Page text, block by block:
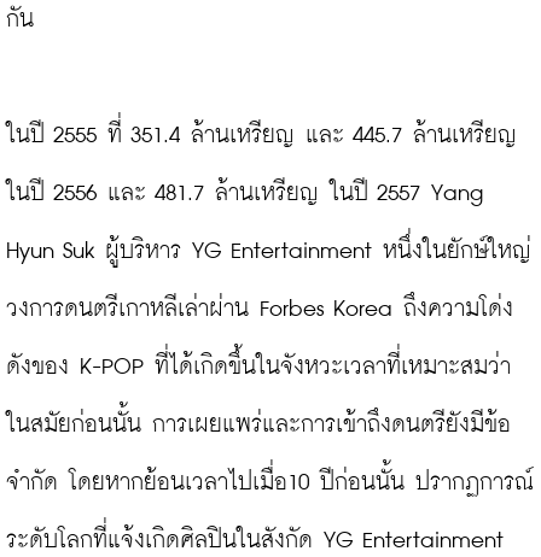
กัน
ในปี 2555 ที่ 351.4 ล้านเหรียญ และ 445.7 ล้านเหรียญ
ในปี 2556 และ 481.7 ล้านเหรียญ ในปี 2557 Yang
Hyun Suk ผู้บริหาร YG Entertainment หนึ่งในยักษ์ใหญ่
วงการดนตรีเกาหลีเล่าผ่าน Forbes Korea ถึงความโด่ง
ดังของ K-POP ที่ได้เกิดขึ้นในจังหวะเวลาที่เหมาะสมว่า
ในสมัยก่อนนั้น การเผยแพร่และการเข้าถึงดนตรียังมีข้อ
จำกัด โดยหากย้อนเวลาไปเมื่อ10 ปีก่อนนั้น ปรากฏการณ์
ระดับโลกที่แจ้งเกิดศิลปินในสังกัด YG Entertainment